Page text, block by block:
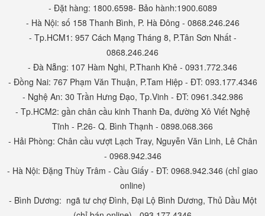
- Đặt hàng: 1800.6598- Bảo hành:1900.6089
- Hà Nội: số 158 Thanh Bình, P. Hà Đông - 0868.246.246
- Tp.HCM1: 957 Cách Mạng Tháng 8, P.Tân Sơn Nhất -
0868.246.246
- Đà Nẵng: 107 Hàm Nghi, P.Thanh Khê - 0931.772.346
- Đồng Nai: 767 Phạm Văn Thuận, P.Tam Hiệp - ĐT: 093.177.4346
- Nghệ An: 30 Trần Hưng Đạo, Tp.Vinh - ĐT: 0961.342.986
- Tp.HCM2: gần chân cầu kinh Thanh Đa, đường Xô Viết Nghệ
Tĩnh - P.26- Q. Bình Thạnh - 0898.068.366
- Hải Phòng: Chân cầu vượt Lạch Tray, Nguyễn Văn Linh, Lê Chân
- 0968.942.346
- Hà Nội: Đặng Thùy Trâm - Cầu Giấy - ĐT: 0968.942.346 (chỉ giao
online)
- Bình Dương: ngã tư chợ Đình, Đại Lộ Bình Dương, Thủ Dầu Một